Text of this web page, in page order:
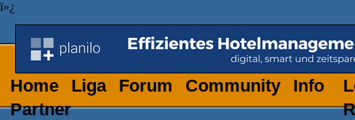
ï»¿
Home Liga Forum Community
Info
Partner